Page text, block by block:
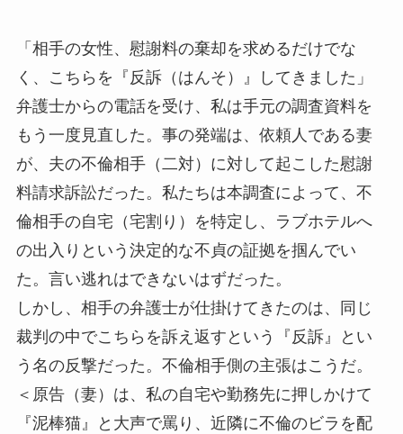
「相手の女性、慰謝料の棄却を求めるだけでな
く、こちらを『反訴（はんそ）』してきました」
弁護士からの電話を受け、私は手元の調査資料を
もう一度見直した。事の発端は、依頼人である妻
が、夫の不倫相手（二対）に対して起こした慰謝
料請求訴訟だった。私たちは本調査によって、不
倫相手の自宅（宅割り）を特定し、ラブホテルへ
の出入りという決定的な不貞の証拠を掴んでい
た。言い逃れはできないはずだった。
しかし、相手の弁護士が仕掛けてきたのは、同じ
裁判の中でこちらを訴え返すという『反訴』とい
う名の反撃だった。不倫相手側の主張はこうだ。
＜原告（妻）は、私の自宅や勤務先に押しかけて
『泥棒猫』と大声で罵り、近隣に不倫のビラを配